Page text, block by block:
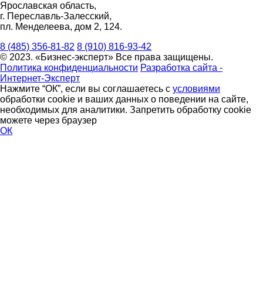
Ярославская область,
г. Переславль-Залесский,
пл. Менделеева, дом 2, 124.
8 (485) 356-81-82 8 (910) 816-93-42
© 2023. «Бизнес-эксперт» Все права защищены.
Политика конфиденциальности Разработка сайта -
Интернет-Эксперт
Нажмите “ОК”, если вы соглашаетесь с условиями
обработки cookie и ваших данных о поведении на сайте,
необходимых для аналитики. Запретить обработку cookie
можете через браузер
ОК